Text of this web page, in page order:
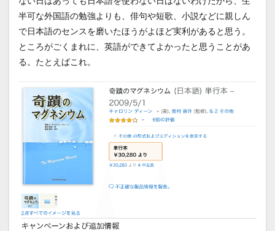
半可な外国語の勉強よりも、俳句や短歌、小説などに親しん
で日本語のセンスを磨いたほうがよほど実利があると思う。
ところがごくまれに、英語ができてよかったと思うことがあ
る。たとえばこれ。